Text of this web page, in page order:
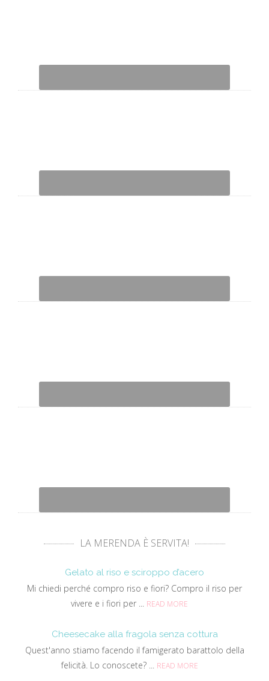
LA MERENDA È SERVITA!
Gelato al riso e sciroppo d’acero
Mi chiedi perché compro riso e fiori? Compro il riso per
vivere e i fiori per ... READ MORE
Cheesecake alla fragola senza cottura
Quest'anno stiamo facendo il famigerato barattolo della
felicità. Lo conoscete? ... READ MORE